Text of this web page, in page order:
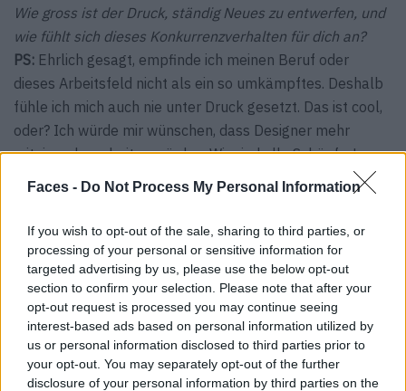
Faces - Do Not Process My Personal Information
If you wish to opt-out of the sale, sharing to third parties, or
processing of your personal or sensitive information for
targeted advertising by us, please use the below opt-out
section to confirm your selection. Please note that after your
opt-out request is processed you may continue seeing
interest-based ads based on personal information utilized by
us or personal information disclosed to third parties prior to
your opt-out. You may separately opt-out of the further
disclosure of your personal information by third parties on the
Wie gross ist der Druck, ständig Neues zu entwerfen, und
wie fühlt sich dieses Konkurrenzverhalten für dich an?
PS: Ehrlich gesagt, empfinde ich meinen Beruf oder
dieses Arbeitsfeld nicht als ein so umkämpftes. Deshalb
fühle ich mich auch nie unter Druck gesetzt. Das ist cool,
oder? Ich würde mir wünschen, dass Designer mehr
miteinander arbeiten würden. Wir sind alle Schöpfer!
Lasst uns zusammenarbeiten, um umso tollere Teile zu
Du teilst dein Privatleben durch Instagram. Denkst du,
dass diese App die Menschen eher zusammen bringt oder
noch weiter auseinander?
PS:Auf meinem privaten Account ist nicht so viel los. Ich
poste nur sehr spezielle Momente – zum Beispiel, als ich
mich verlobt habe, oder wenn ich im Urlaub bin. Ich habe
gemischte Gefühle, wenn es um Instagram geht. Die App